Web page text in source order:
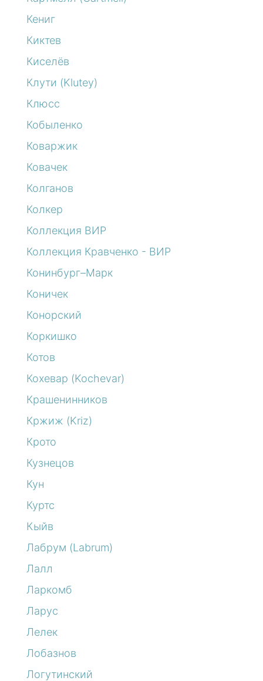
Кениг
Киктев
Киселёв
Клути (Klutey)
Клюсс
Кобыленко
Коваржик
Ковачек
Колганов
Колкер
Коллекция ВИР
Коллекция Кравченко - ВИР
Конинбург–Марк
Коничек
Конорский
Коркишко
Котов
Кохевар (Kochevar)
Крашенинников
Кржиж (Kriz)
Крото
Кузнецов
Кун
Куртс
Кыйв
Лабрум (Labrum)
Лалл
Ларкомб
Ларус
Лелек
Лобазнов
Логутинский